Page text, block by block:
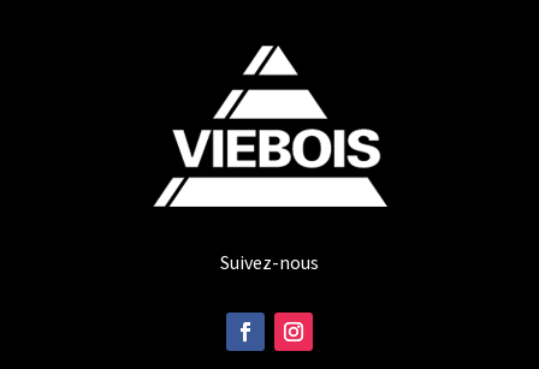
Suivez-nous